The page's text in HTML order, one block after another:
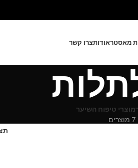
מאסטראודותצרו קשר
מוצרי טיפוח השיער
7 מוצרים